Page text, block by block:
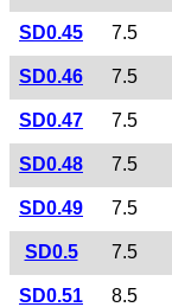
SD0.45 7.5
SD0.46 7.5
SD0.47 7.5
SD0.48 7.5
SD0.49 7.5
SD0.5 7.5
SD0.51 8.5